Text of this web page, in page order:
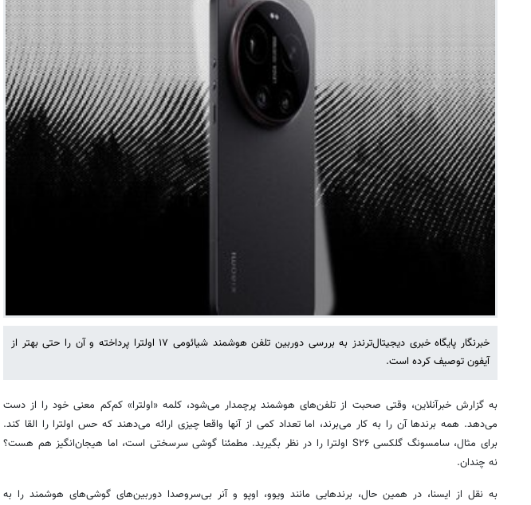
خبرنگار پایگاه خبری دیجیتال‌ترندز به بررسی دوربین تلفن هوشمند شیائومی ۱۷ اولترا پرداخته و آن را حتی بهتر از
آیفون توصیف کرده است.
به گزارش خبرآنلاین، وقتی صحبت از تلفن‌های هوشمند پرچمدار می‌شود، کلمه «اولترا» کم‌کم معنی خود را از دست
می‌دهد. همه برندها آن را به کار می‌برند، اما تعداد کمی از آنها واقعا چیزی ارائه می‌دهند که حس اولترا را القا کند.
برای مثال، سامسونگ گلکسی S۲۶ اولترا را در نظر بگیرید. مطمئنا گوشی سرسختی است، اما هیجان‌انگیز هم هست؟
نه چندان.
به نقل از ایسنا، در همین حال، برندهایی مانند ویوو، اوپو و آنر بی‌سروصدا دوربین‌های گوشی‌های هوشمند را به